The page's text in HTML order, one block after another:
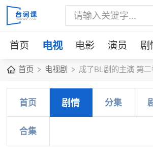
首页 电视 电影 演员 剧
首页 电视剧 成了BL剧的主演 第
首页 剧情 分集
合集